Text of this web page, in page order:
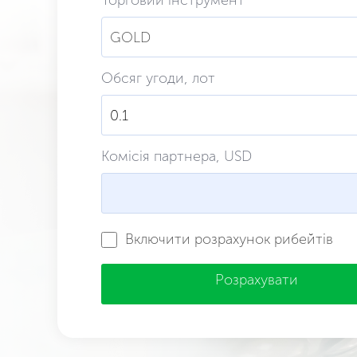
GOLD
Обсяг угоди, лот
Комісія партнера, USD
Включити розрахунок рибейтів
Розрахувати